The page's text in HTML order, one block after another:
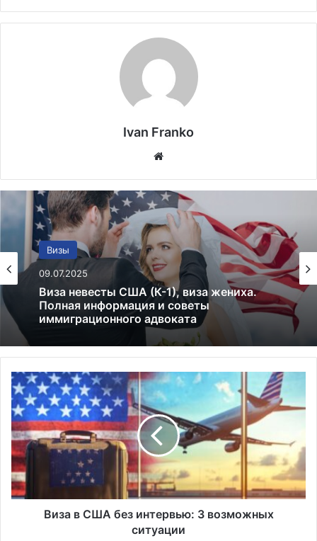
Ivan Franko
Визы невесты/жениха
07.07.2025
Получение визы невесты: От петиции до
въезда в США
Виза
в
США
без
интервью:
3
возможных
ситуации
Виза в США без интервью: 3 возможных
ситуации